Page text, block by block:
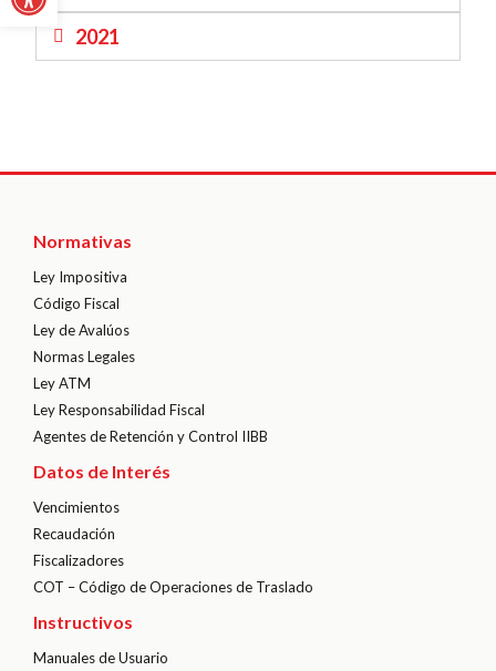
2021
Normativas
Ley Impositiva
Código Fiscal
Ley de Avalúos
Normas Legales
Ley ATM
Ley Responsabilidad Fiscal
Agentes de Retención y Control IIBB
Datos de Interés
Vencimientos
Recaudación
Fiscalizadores
COT – Código de Operaciones de Traslado
Instructivos
Manuales de Usuario